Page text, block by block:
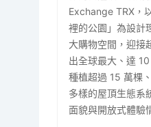
Exchange TRX，
裡的公園」為設計
大購物空間，迎接
出全球最大、達
種植超過 15 萬棵
多樣的屋頂生態系
面貌與開放式體驗